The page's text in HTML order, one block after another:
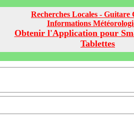
Recherches Locales - Guitare
Informations
Obtenir l'Application pour
Tablettes